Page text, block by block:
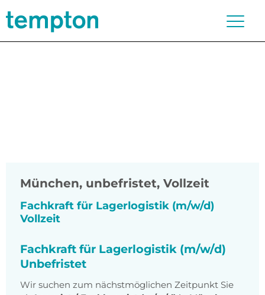
München, unbefristet, Vollzeit
Fachkraft für Lagerlogistik (m/w/d)
Vollzeit
Fachkraft für Lagerlogistik (m/w/d)
Unbefristet
Wir suchen zum nächstmöglichen Zeitpunkt Sie